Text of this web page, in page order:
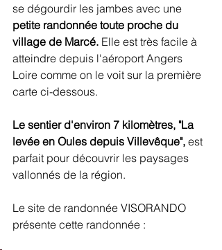
se dégourdir les jambes avec une
petite randonnée toute proche du
village de Marcé. Elle est très facile à
atteindre depuis l'aéroport Angers
Loire comme on le voit sur la première
carte ci-dessous.
Le sentier d'environ 7 kilomètres, "La
levée en Oules depuis Villevêque", est
parfait pour découvrir les paysages
vallonnés de la région.
Le site de randonnée VISORANDO
présente cette randonnée :